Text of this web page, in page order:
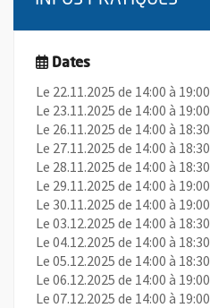
Dates
Le 22.11.2025 de 14:00 à 19:00
Le 23.11.2025 de 14:00 à 19:00
Le 26.11.2025 de 14:00 à 18:30
Le 27.11.2025 de 14:00 à 18:30
Le 28.11.2025 de 14:00 à 18:30
Le 29.11.2025 de 14:00 à 19:00
Le 30.11.2025 de 14:00 à 19:00
Le 03.12.2025 de 14:00 à 18:30
Le 04.12.2025 de 14:00 à 18:30
Le 05.12.2025 de 14:00 à 18:30
Le 06.12.2025 de 14:00 à 19:00
Le 07.12.2025 de 14:00 à 19:00